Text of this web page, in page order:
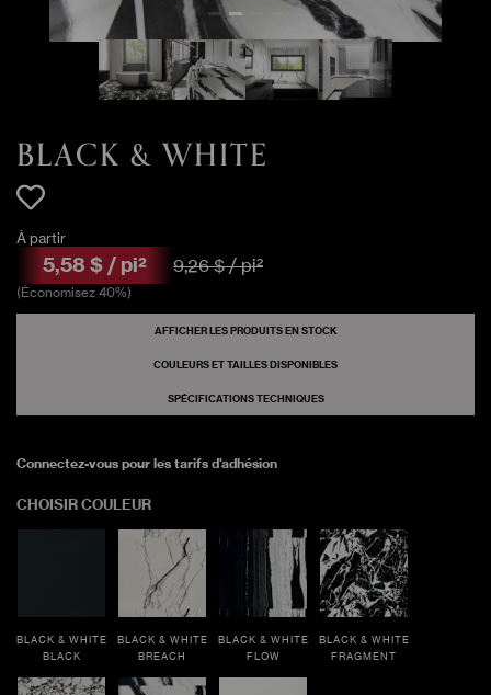
BLACK & WHITE
À partir
5,58 $ / pi² 9,26 $/pi²
(Économisez 40%)
AFFICHER LES PRODUITS EN STOCK
COULEURS ET TAILLES DISPONIBLES
SPÉCIFICATIONS TECHNIQUES
Connectez-vous pour les tarifs d'adhésion
CHOISIR COULEUR
BLACK & WHITE
BLACK
BLACK & WHITE
BREACH
BLACK & WHITE
FLOW
BLACK & WHITE
FRAGMENT
108 pi²
BLACK & WHITE
FRAGMENT
Gloss
128 pi²
BLACK & WHITE
Matte
48 pi²
BLACK & WHITE
WHITE